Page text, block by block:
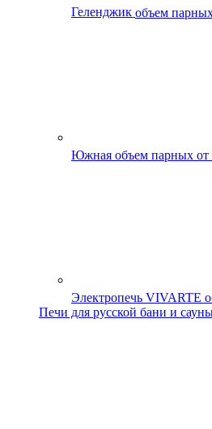
Геленджик объем
Южная объем парных от
Электропечь VIVARTE
Печи для русской бани и